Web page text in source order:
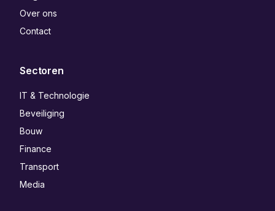
Over ons
Contact
Sectoren
IT & Technologie
Beveiliging
Bouw
Finance
Transport
Media